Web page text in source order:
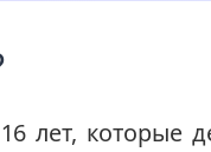
лет,